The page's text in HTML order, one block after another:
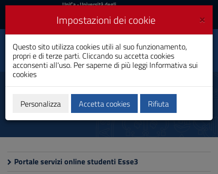
Vai
al
navigazione
sito
al
Footer
UniCa
Accedi
UniCa- Università degli
Accedi UniCA News
Toggle
navigation
Beni Architettonici e del
Paesaggio
Scuola di Specializzazione
Siti utili
Portale servizi online studenti Esse3
×
Impostazioni dei cookie
Questo sito utilizza cookies utili al suo funzionamento,
propri e di terze parti. Cliccando su accetta cookies
acconsenti all'uso. Per saperne di più leggi Informativa sui
cookies
Personalizza Accetta cookies Rifiuta